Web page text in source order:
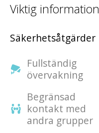
Viktig information
Säkerhetsåtgärder
Fullständig
övervakning
Begränsad
kontakt med
andra grupper